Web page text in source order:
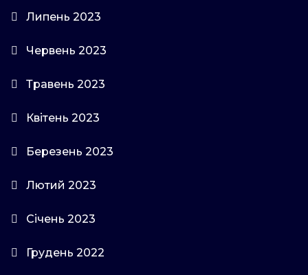
Липень 2023
Червень 2023
Травень 2023
Квітень 2023
Березень 2023
Лютий 2023
Січень 2023
Грудень 2022